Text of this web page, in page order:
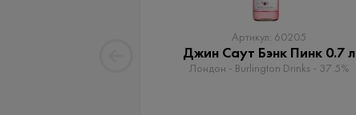
Артикул: 60205
Джин Саут Бэнк Пинк 0.7 л
Лондон - Burlington Drinks - 37.5%